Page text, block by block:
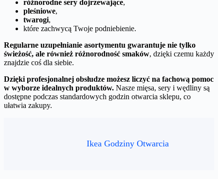
różnorodne sery dojrzewające,
pleśniowe,
twarogi,
które zachwycą Twoje podniebienie.
Regularne uzupełnianie asortymentu gwarantuje nie tylko
świeżość, ale również różnorodność smaków, dzięki czemu każdy
znajdzie coś dla siebie.
Dzięki profesjonalnej obsłudze możesz liczyć na fachową pomoc
w wyborze idealnych produktów. Nasze mięsa, sery i wędliny są
dostępne podczas standardowych godzin otwarcia sklepu, co
ułatwia zakupy.
Ikea Godziny Otwarcia